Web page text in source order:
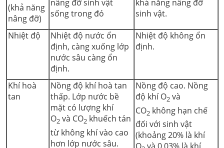
(khả năng
nâng đỡ)
nâng đỡ sinh vật
sống trong đó
khả năng nâng đỡ
sinh vật.
Nhiệt độ
Nhiệt độ nước ổn
định, càng xuống lớp
nước sâu càng ổn
định.
Nhiệt độ không ổn
định.
Khí hoà
tan
Nồng độ khí hoà tan
thấp. Lớp nước bề
mặt có lượng khí
O2và CO2khuếch tán
từ không khí vào cao
hơn lớp nước sâu.
Nồng độ cao. Nồng
độ khí O2và
CO2không hạn chế
đối với sinh vật
(khoảng 20% là khí